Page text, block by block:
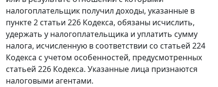
налогоплательщик получил доходы, указанные в
пункте 2 статьи 226 Кодекса, обязаны исчислить,
удержать у налогоплательщика и уплатить сумму
налога, исчисленную в соответствии со статьей 224
Кодекса с учетом особенностей, предусмотренных
статьей 226 Кодекса. Указанные лица признаются
налоговыми агентами.